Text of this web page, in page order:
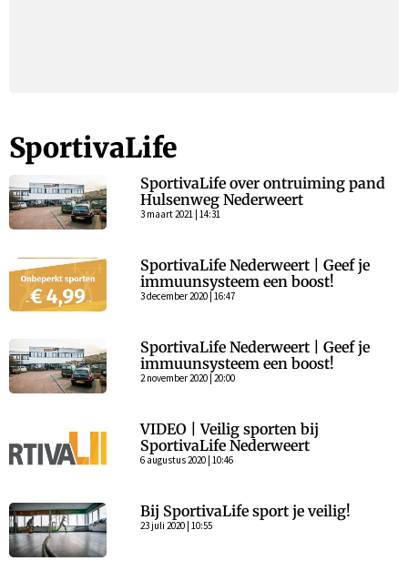
SportivaLife
SportivaLife over ontruiming pand
Hulsenweg Nederweert
3 maart 2021 | 14:31
SportivaLife Nederweert | Geef je
immuunsysteem een boost!
3 december 2020 | 16:47
SportivaLife Nederweert | Geef je
immuunsysteem een boost!
2 november 2020 | 20:00
VIDEO | Veilig sporten bij
SportivaLife Nederweert
6 augustus 2020 | 10:46
Bij SportivaLife sport je veilig!
23 juli 2020 | 10:55